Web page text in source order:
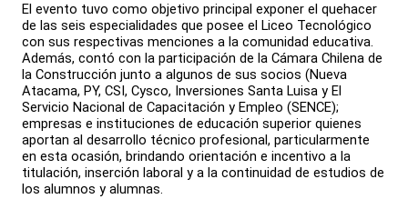
El evento tuvo como objetivo principal exponer el quehacer
de las seis especialidades que posee el Liceo Tecnológico
con sus respectivas menciones a la comunidad educativa.
Además, contó con la participación de la Cámara Chilena de
la Construcción junto a algunos de sus socios (Nueva
Atacama, PY, CSI, Cysco, Inversiones Santa Luisa y El
Servicio Nacional de Capacitación y Empleo (SENCE);
empresas e instituciones de educación superior quienes
aportan al desarrollo técnico profesional, particularmente
en esta ocasión, brindando orientación e incentivo a la
titulación, inserción laboral y a la continuidad de estudios de
los alumnos y alumnas.